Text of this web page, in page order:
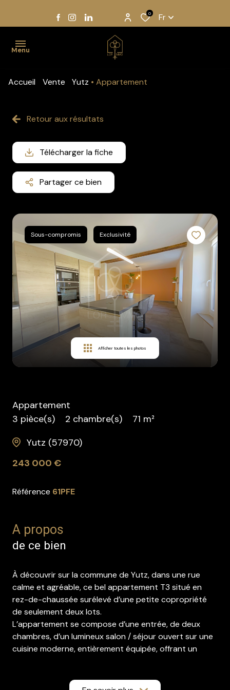
0 Fr
Menu
Acheter
Gestion
Notre
équipe
Estimation
Contact
Accueil Vente Yutz Appartement
Retour aux résultats
Télécharger la fiche
Partager ce bien
Sous-compromis Exclusivité
Afficher toutes les photos
Appartement
3 pièce(s)
2 chambre(s)
71 m²
Yutz (57970)
243 000 €
Référence 61PFE
A propos
de ce bien
À découvrir sur la commune de Yutz, dans une rue
calme et agréable, ce bel appartement T3 situé en
rez-de-chaussée surélevé d’une petite copropriété
de seulement deux lots.
L’appartement se compose d’une entrée, de deux
chambres, d’un lumineux salon / séjour ouvert sur une
cuisine moderne, entièrement équipée, offrant un
Côté prestations, vous bénéficierez de huisseries PVC